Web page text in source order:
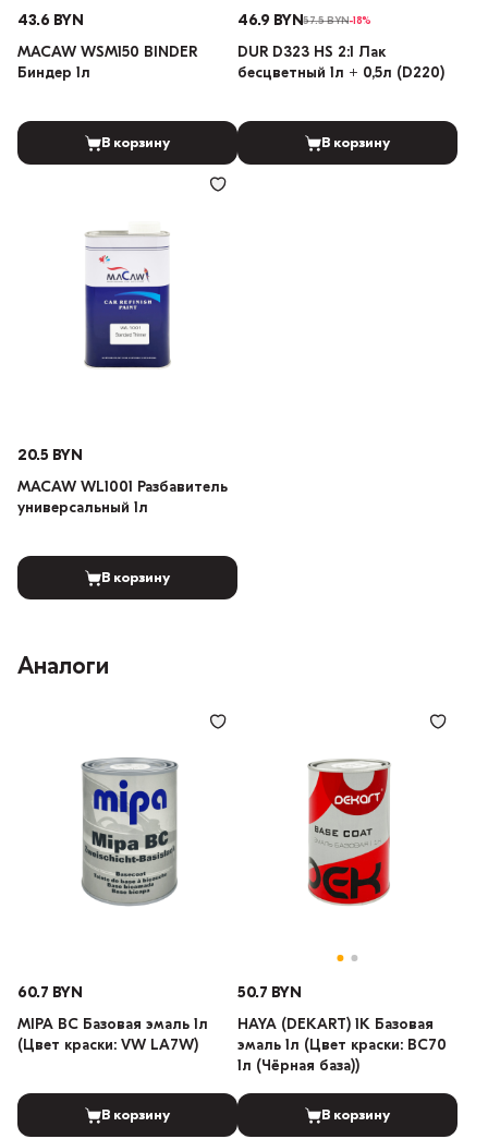
43.6 BYN
MACAW WSM150 BINDER
Биндер 1л
В корзину
46.9 BYN57.5 BYN-18%
DUR D323 HS 2:1 Лак
бесцветный 1л + 0,5л (D220)
В корзину
20.5 BYN
MACAW WL1001 Разбавитель
универсальный 1л
В корзину
Аналоги
60.7 BYN
MIPA BC Базовая эмаль 1л
(Цвет краски: VW LA7W)
В корзину
50.7 BYN
HAYA (DEKART) 1К Базовая
эмаль 1л (Цвет краски: BC70
1л (Чёрная база))
В корзину